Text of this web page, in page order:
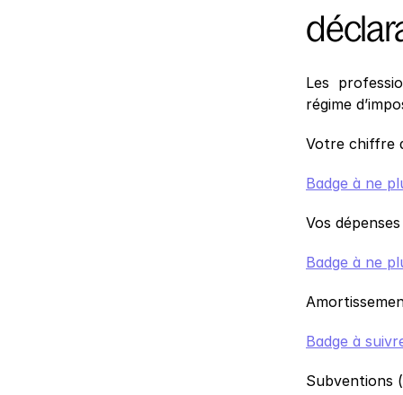
Les
régime
Votre chiffre
Badge à ne
Vos
Badge à ne
Badge à
Subventions